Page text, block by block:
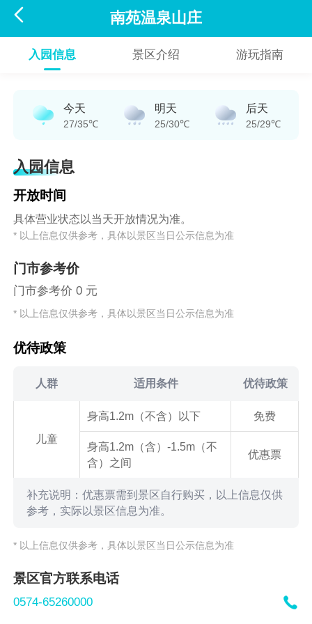
 南苑温泉山庄
入园信息 景区介绍 游玩指南
今天
27/35℃
明天
25/30℃
后天
25/29℃
入园信息
开放时间
具体营业状态以当天开放情况为准。
* 以上信息仅供参考，具体以景区当日公示信息为准
门市参考价
门市参考价 0 元
* 以上信息仅供参考，具体以景区当日公示信息为准
优待政策
人群 适用条件 优待政策
儿童
身高1.2m（不含）以下 免费
身高1.2m（含）-1.5m（不
含）之间
优惠票
补充说明：优惠票需到景区自行购买，以上信息仅供
参考，实际以景区信息为准。
* 以上信息仅供参考，具体以景区当日公示信息为准
景区官方联系电话
0574-65260000 